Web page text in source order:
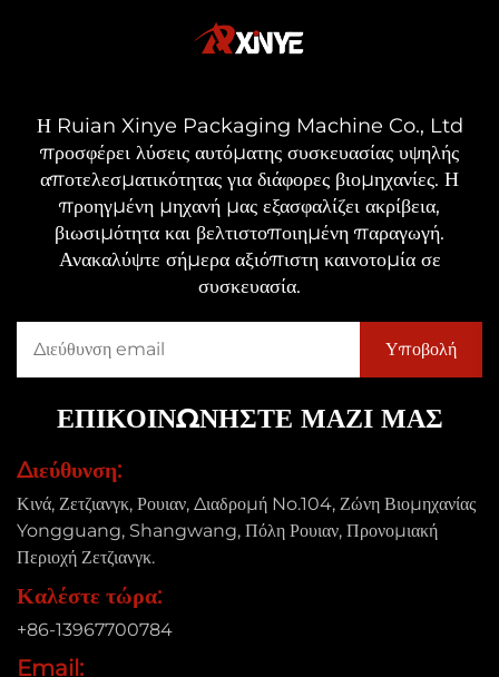
Η Ruian Xinye Packaging Machine Co., Ltd
προσφέρει λύσεις αυτόματης συσκευασίας υψηλής
αποτελεσματικότητας για διάφορες βιομηχανίες. Η
προηγμένη μηχανή μας εξασφαλίζει ακρίβεια,
βιωσιμότητα και βελτιστοποιημένη παραγωγή.
Ανακαλύψτε σήμερα αξιόπιστη καινοτομία σε
συσκευασία.
ΕΠΙΚΟΙΝΩΝΗΣΤΕ ΜΑΖΙ ΜΑΣ
Διεύθυνση:
Κινά, Ζετζιανγκ, Ρουιαν, Διαδρομή No.104, Ζώνη Βιομηχανίας
Yongguang, Shangwang, Πόλη Ρουιαν, Προνομιακή
Περιοχή Ζετζιανγκ.
Καλέστε τώρα:
+86-13967700784
Email: